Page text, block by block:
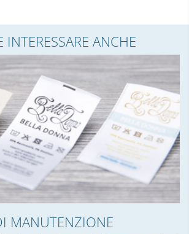
INTERESSARE ANCHE
MANUTENZIONE